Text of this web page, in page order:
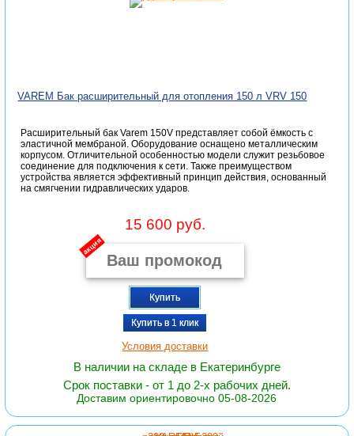
VAREM Бак расширительный для отопления 150 л VRV 150
Расширительный бак Varem 150V представляет собой ёмкость с
эластичной мембраной. Оборудование оснащено металлическим
корпусом. Отличительной особенностью модели служит резьбовое
соединение для подключения к сети. Также преимуществом
устройства является эффективный принцип действия, основанный
на смягчении гидравлических ударов.
15 600 руб.
акция
Купить
Купить в 1 клик
Условия доставки
В наличии на складе в Екатеринбурге
Срок поставки - от 1 до 2-х рабочих дней.
Доставим ориентировочно 05-08-2026